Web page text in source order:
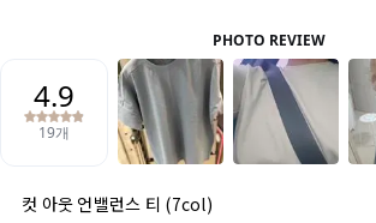
컷 아웃 언밸런스 티 (7col)